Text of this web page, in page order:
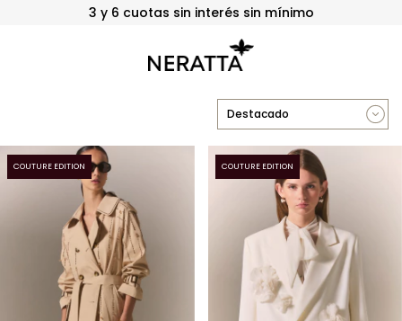
3 y 6 cuotas sin interés sin mínimo
COUTURE EDITION COUTURE EDITION